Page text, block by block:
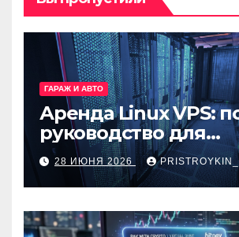
ГАРАЖ И АВТО
Аренда Linux VPS:
руководство для
разработчиков и
администраторов
28 ИЮНЯ 2026 PRISTROYKIN_